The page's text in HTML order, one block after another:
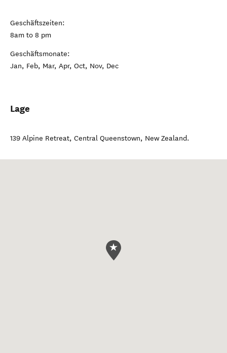
Geschäftszeiten:
8am to 8 pm
Geschäftsmonate:
Jan, Feb, Mar, Apr, Oct, Nov, Dec
Lage
139 Alpine Retreat, Central Queenstown, New Zealand.